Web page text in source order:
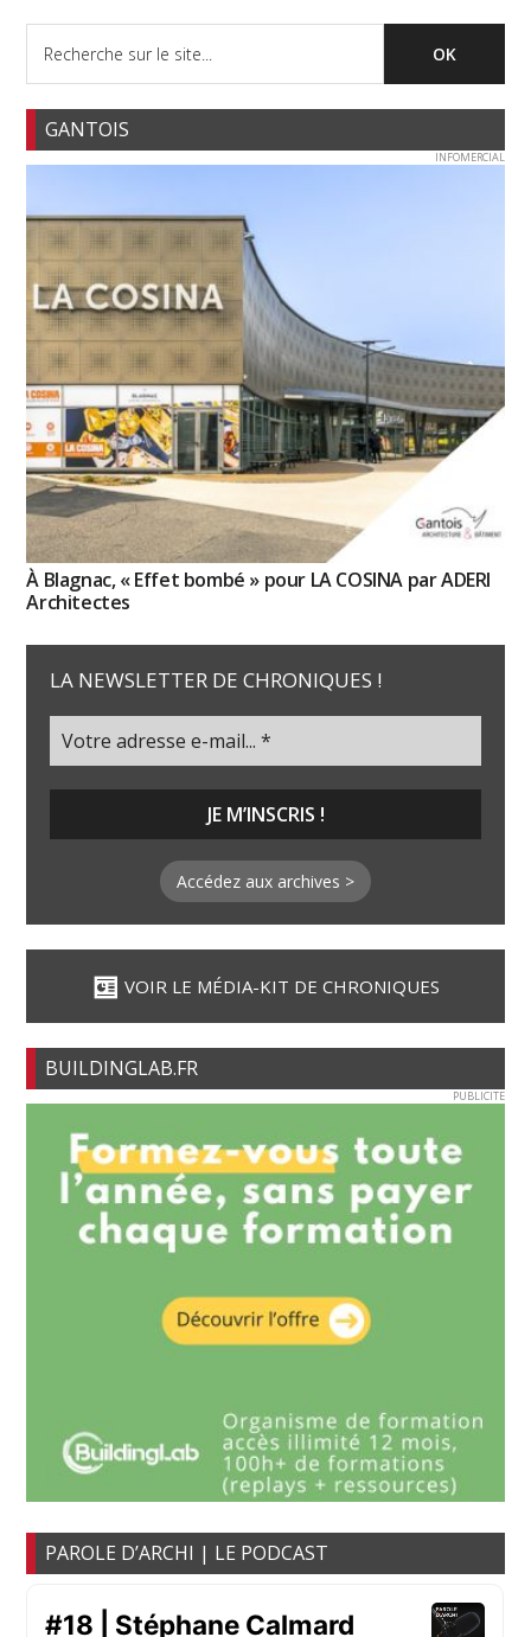
GANTOIS
INFOMERCIAL
À Blagnac, « Effet bombé » pour LA COSINA par ADERI
Architectes
LA NEWSLETTER DE CHRONIQUES !
Accédez aux archives >
VOIR LE MÉDIA-KIT DE CHRONIQUES
BUILDINGLAB.FR
PUBLICITE
PAROLE D’ARCHI | LE PODCAST